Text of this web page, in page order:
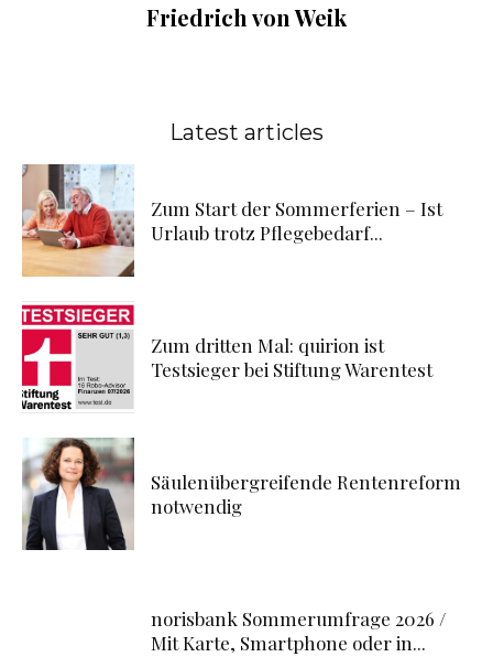
Friedrich von Weik
Latest articles
Zum Start der Sommerferien – Ist
Urlaub trotz Pflegebedarf...
Zum dritten Mal: quirion ist
Testsieger bei Stiftung Warentest
Säulenübergreifende Rentenreform
notwendig
norisbank Sommerumfrage 2026 /
Mit Karte, Smartphone oder in...